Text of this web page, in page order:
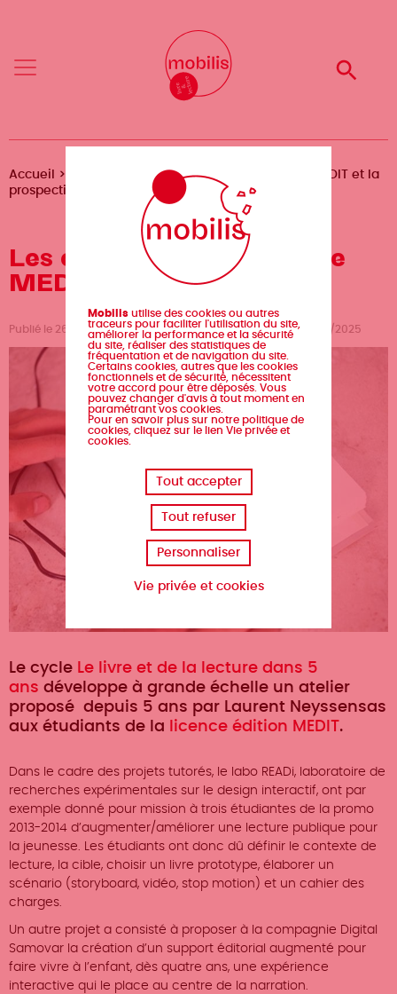
Menu
principal
Menu
Fil
Accueil
Les étudiants de la licence MEDIT et la
prospective
Les étudiants de la licence
MEDIT et la prospective
Publié le 26/09/2016 par Claudine Paque, mis à jour le 25/06/2025
Le cycle Le livre et de la lecture dans 5
ans développe à grande échelle un atelier
proposé depuis 5 ans par Laurent Neyssensas
aux étudiants de la
licence édition MEDIT.
Dans le cadre des projets tutorés, le labo READi, laboratoire de
recherches expérimentales sur le design interactif, ont par
exemple donné pour mission à trois étudiantes de la promo
2013-2014 d’augmenter/améliorer une lecture publique pour
la jeunesse. Les étudiants ont donc dû définir le contexte de
lecture, la cible, choisir un livre prototype, élaborer un
scénario (storyboard, vidéo, stop motion) et un cahier des
charges.
Un autre projet a consisté à proposer à la compagnie Digital
Samovar la création d’un support éditorial augmenté pour
faire vivre à l’enfant, dès quatre ans, une expérience
interactive qui le place au centre de la narration.
Mobilis utilise des cookies ou autres
traceurs pour faciliter l'utilisation du site,
améliorer la performance et la sécurité
du site, réaliser des statistiques de
fréquentation et de navigation du site.
Certains cookies, autres que les cookies
fonctionnels et de sécurité, nécessitent
votre accord pour être déposés. Vous
pouvez changer d'avis à tout moment en
paramétrant vos cookies.
Pour en savoir plus sur notre politique de
cookies, cliquez sur le lien Vie privée et
cookies.
Tout accepter
Tout refuser
Personnaliser
Vie privée et cookies